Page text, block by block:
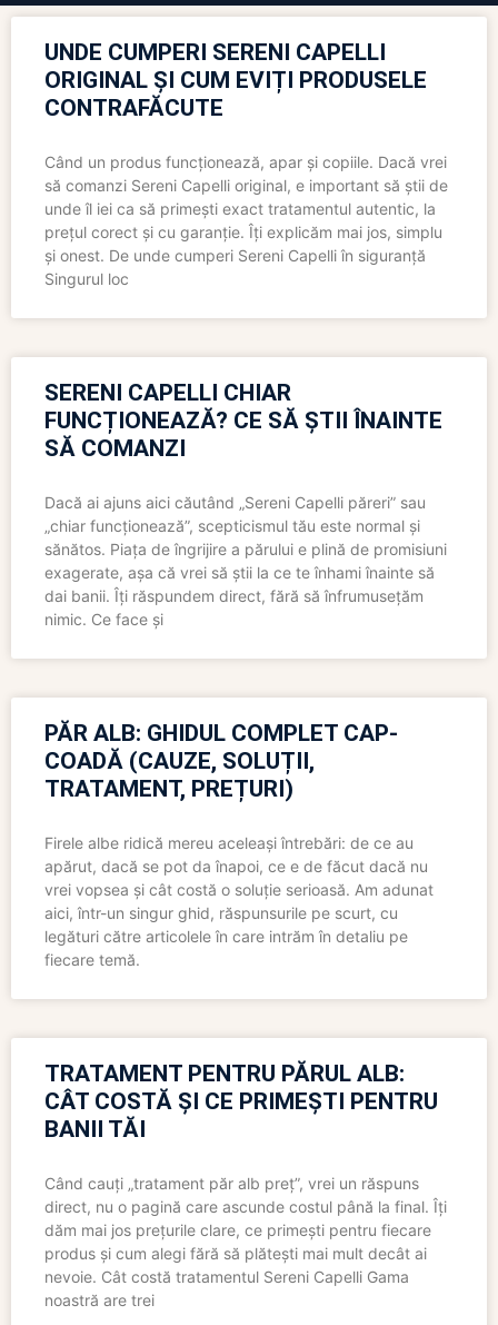
UNDE CUMPERI SERENI CAPELLI
ORIGINAL ȘI CUM EVIȚI PRODUSELE
CONTRAFĂCUTE
Când un produs funcționează, apar și copiile. Dacă vrei
să comanzi Sereni Capelli original, e important să știi de
unde îl iei ca să primești exact tratamentul autentic, la
prețul corect și cu garanție. Îți explicăm mai jos, simplu
și onest. De unde cumperi Sereni Capelli în siguranță
Singurul loc
SERENI CAPELLI CHIAR
FUNCȚIONEAZĂ? CE SĂ ȘTII ÎNAINTE
SĂ COMANZI
Dacă ai ajuns aici căutând „Sereni Capelli păreri” sau
„chiar funcționează”, scepticismul tău este normal și
sănătos. Piața de îngrijire a părului e plină de promisiuni
exagerate, așa că vrei să știi la ce te înhami înainte să
dai banii. Îți răspundem direct, fără să înfrumusețăm
nimic. Ce face și
PĂR ALB: GHIDUL COMPLET CAP-
COADĂ (CAUZE, SOLUȚII,
TRATAMENT, PREȚURI)
Firele albe ridică mereu aceleași întrebări: de ce au
apărut, dacă se pot da înapoi, ce e de făcut dacă nu
vrei vopsea și cât costă o soluție serioasă. Am adunat
aici, într-un singur ghid, răspunsurile pe scurt, cu
legături către articolele în care intrăm în detaliu pe
fiecare temă.
TRATAMENT PENTRU PĂRUL ALB:
CÂT COSTĂ ȘI CE PRIMEȘTI PENTRU
BANII TĂI
Când cauți „tratament păr alb preț”, vrei un răspuns
direct, nu o pagină care ascunde costul până la final. Îți
dăm mai jos prețurile clare, ce primești pentru fiecare
produs și cum alegi fără să plătești mai mult decât ai
nevoie. Cât costă tratamentul Sereni Capelli Gama
noastră are trei